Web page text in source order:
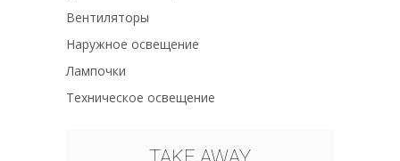
Вентиляторы
Наружное освещение
Лампочки
Техническое освещение